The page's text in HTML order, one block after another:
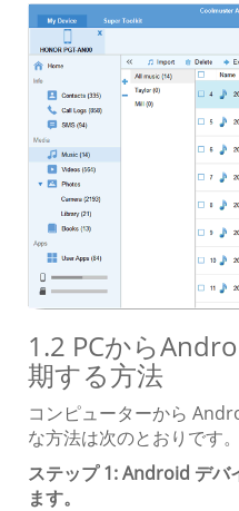
1.2 PCから
期する方法
コンピューターから
な方法は次のとおりです。
ステップ 1: Android デバ
ます。